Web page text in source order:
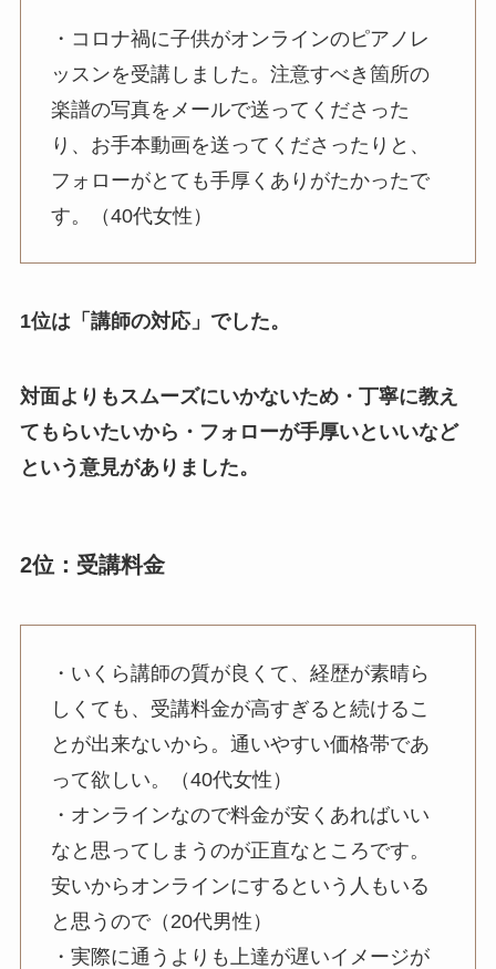
・コロナ禍に子供がオンラインのピアノレ
ッスンを受講しました。注意すべき箇所の
楽譜の写真をメールで送ってくださった
り、お手本動画を送ってくださったりと、
フォローがとても手厚くありがたかったで
す。（40代女性）
1位は「講師の対応」でした。
対面よりもスムーズにいかないため・丁寧に教え
てもらいたいから・フォローが手厚いといいなど
という意見がありました。
2位：受講料金
・いくら講師の質が良くて、経歴が素晴ら
しくても、受講料金が高すぎると続けるこ
とが出来ないから。通いやすい価格帯であ
って欲しい。（40代女性）
・オンラインなので料金が安くあればいい
なと思ってしまうのが正直なところです。
安いからオンラインにするという人もいる
と思うので（20代男性）
・実際に通うよりも上達が遅いイメージが